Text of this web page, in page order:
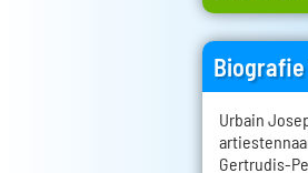
Urbain
Gertrudis-